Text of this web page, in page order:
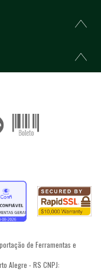
de Ferramentas e
Alegre - RS CNPJ: